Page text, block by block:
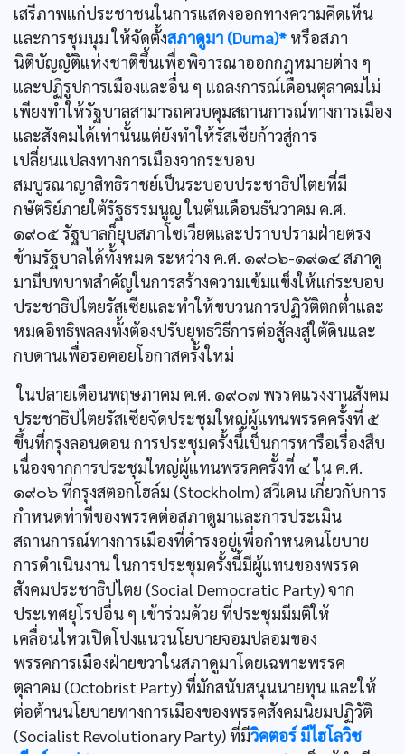
เสรีภาพแก่ประชาชนในการแสดงออกทางความคิดเห็น
และการชุมนุม ให้จัดตั้งสภาดูมา (Duma)* หรือสภา
นิติบัญญัติแห่งชาติขึ้นเพื่อพิจารณาออกกฎหมายต่าง ๆ
และปฏิรูปการเมืองและอื่น ๆ แถลงการณ์เดือนตุลาคมไม่
เพียงทำให้รัฐบาลสามารถควบคุมสถานการณ์ทางการเมือง
และสังคมได้เท่านั้นแต่ยังทำให้รัสเซียก้าวสู่การ
เปลี่ยนแปลงทางการเมืองจากระบอบ
สมบูรณาญาสิทธิราชย์เป็นระบอบประชาธิปไตยที่มี
กษัตริย์ภายใต้รัฐธรรมนูญ ในต้นเดือนธันวาคม ค.ศ.
๑๙๐๕ รัฐบาลก็ยุบสภาโซเวียตและปราบปรามฝ่ายตรง
ข้ามรัฐบาลได้ทั้งหมด ระหว่าง ค.ศ. ๑๙๐๖-๑๙๑๔ สภาดู
มามีบทบาทสำคัญในการสร้างความเข้มแข็งให้แก่ระบอบ
ประชาธิปไตยรัสเซียและทำให้ขบวนการปฏิวัติตกตํ่าและ
หมดอิทธิพลลงทั้งต้องปรับยุทธวิธีการต่อสู้ลงสู่ใต้ดินและ
กบดานเพื่อรอคอยโอกาสครั้งใหม่
ในปลายเดือนพฤษภาคม ค.ศ. ๑๙๐๗ พรรคแรงงานสังคม
ประชาธิปไตยรัสเซียจัดประชุมใหญ่ผู้แทนพรรคครั้งที่ ๕
ขึ้นที่กรุงลอนดอน การประชุมครั้งนี้เป็นการหารือเรื่องสืบ
เนื่องจากการประชุมใหญ่ผู้แทนพรรคครั้งที่ ๔ ใน ค.ศ.
๑๙๐๖ ที่กรุงสตอกโฮล์ม (Stockholm) สวีเดน เกี่ยวกับการ
กำหนดท่าทีของพรรคต่อสภาดูมาและการประเมิน
สถานการณ์ทางการเมืองที่ดำรงอยู่เพื่อกำหนดนโยบาย
การดำเนินงาน ในการประชุมครั้งนี้มีผู้แทนของพรรค
สังคมประชาธิปไตย (Social Democratic Party) จาก
ประเทศยุโรปอื่น ๆ เข้าร่วมด้วย ที่ประชุมมีมติให้
เคลื่อนไหวเปิดโปงแนวนโยบายจอมปลอมของ
พรรคการเมืองฝ่ายขวาในสภาดูมาโดยเฉพาะพรรค
ตุลาคม (Octobrist Party) ที่มักสนับสนุนนายทุน และให้
ต่อต้านนโยบายทางการเมืองของพรรคสังคมนิยมปฏิวัติ
(Socialist Revolutionary Party) ที่มีวิคตอร์ มีไฮโลวิช